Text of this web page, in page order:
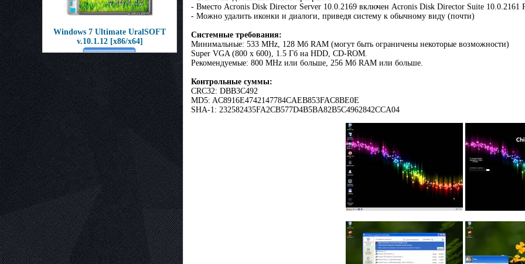
Windows 7 Ultimate UralSOFT
v.10.1.12 [x86/x64]
- Вместо Acronis Disk Director Server 10.0.2169 включен Acronis Disk Director Suite 10.0.2161
- Можно удалить иконки и диалоги, приведя систему к обычному виду (почти)
Системные требования:
Минимальные: 533 MHz, 128 Мб RAM (могут быть ограничены некоторые возможности)
Super VGA (800 x 600), 1.5 Гб на HDD, CD-ROM.
Рекомендуемые: 800 MHz или больше, 256 Мб RAM или больше.
Контрольные суммы:
CRC32: DBB3C492
MD5: AC8916E4742147784CAEB853FAC8BE0E
SHA-1: 232582435FA2CB577D4B5BA82B5C4962842CCA04